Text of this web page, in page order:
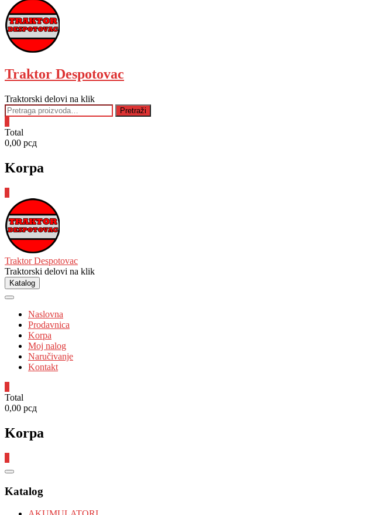
Traktor Despotovac
Traktorski delovi na klik
Pretraga
za:
Pretraži
Total
0,00 рсд
Korpa
Traktor Despotovac
Traktorski delovi na klik
Katalog
Naslovna
Prodavnica
Korpa
Moj nalog
Naručivanje
Kontakt
Total
0,00 рсд
Korpa
Catalog
Katalog